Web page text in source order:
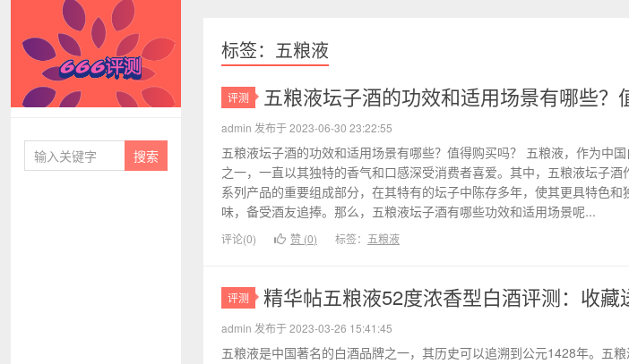
标签：五粮液
评测 五粮液坛子酒的功效和适用场景有哪些？
admin 发布于 2023-06-30 23:22:55
五粮液坛子酒的功效和适用场景有哪些？值得购买吗？ 五粮液，作为中
之一，一直以其独特的香气和口感深受消费者喜爱。其中，五粮液坛子酒
系列产品的重要组成部分，在其特有的坛子中陈存多年，使其更具特色和
味，备受酒友追捧。那么，五粮液坛子酒有哪些功效和适用场景呢...
评论(0) 赞 (0) 标签： 五粮液
评测 精华帖五粮液52度浓香型白酒评测：收藏
admin 发布于 2023-03-26 15:41:45
五粮液是中国著名的白酒品牌之一，其历史可以追溯到公元1428年。五